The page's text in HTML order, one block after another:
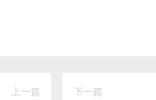
上一篇 下一篇